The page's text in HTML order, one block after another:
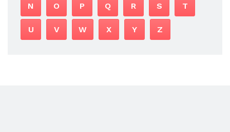
N O P Q R S T
U V W X Y Z